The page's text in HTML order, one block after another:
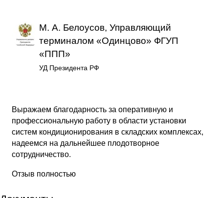
М. А. Белоусов, Управляющий
терминалом «Одинцово» ФГУП
«ППП»
УД Президента РФ
Выражаем благодарность за оперативную и
профессиональную работу в области установки
систем кондиционирования в складских комплексах,
надеемся на дальнейшее плодотворное
сотрудничество.
Отзыв полностью